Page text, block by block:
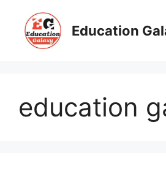
content
Education
education